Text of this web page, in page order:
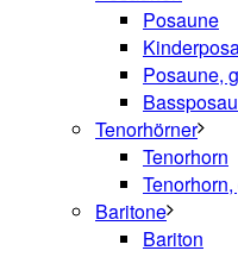
Posaune
Posaune,
Tenorhörner
Tenorhorn
Baritone
Bariton